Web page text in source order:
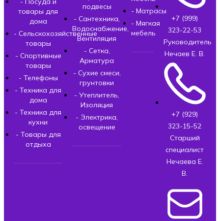
товары для
дома
- Сельскохозяйственные
товары
- Спортивные
товары
- Телефоны
- Техника для
дома
- Техника для
кухни
- Товары для
отдыха
подвесы
- Сантехника,
Водоснабжение,
Вентиляция
- Сетка,
Арматура
- Сухие смеси,
грунтовки
- Утеплитель,
Изоляция
- Электрика,
освещение
- Матрасы
- Мягкая
мебель
+7 (999)
323-22-53
Руководитель
Нечаев Е. В.
+7 (929)
323-15-52
Старший
специалист
Нечаева Е.
В.